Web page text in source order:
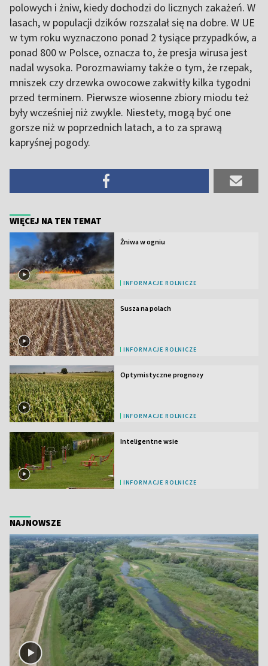
polowych i żniw, kiedy dochodzi do licznych zakażeń. W
lasach, w populacji dzików rozszalał się na dobre. W UE
w tym roku wyznaczono ponad 2 tysiące przypadków, a
ponad 800 w Polsce, oznacza to, że presja wirusa jest
nadal wysoka. Porozmawiamy także o tym, że rzepak,
mniszek czy drzewka owocowe zakwitły kilka tygodni
przed terminem. Pierwsze wiosenne zbiory miodu też
były wcześniej niż zwykle. Niestety, mogą być one
gorsze niż w poprzednich latach, a to za sprawą
kapryśnej pogody.
WIĘCEJ NA TEN TEMAT
Żniwa w ogniu
INFORMACJE ROLNICZE
Susza na polach
INFORMACJE ROLNICZE
Optymistyczne prognozy
INFORMACJE ROLNICZE
Inteligentne wsie
INFORMACJE ROLNICZE
NAJNOWSZE